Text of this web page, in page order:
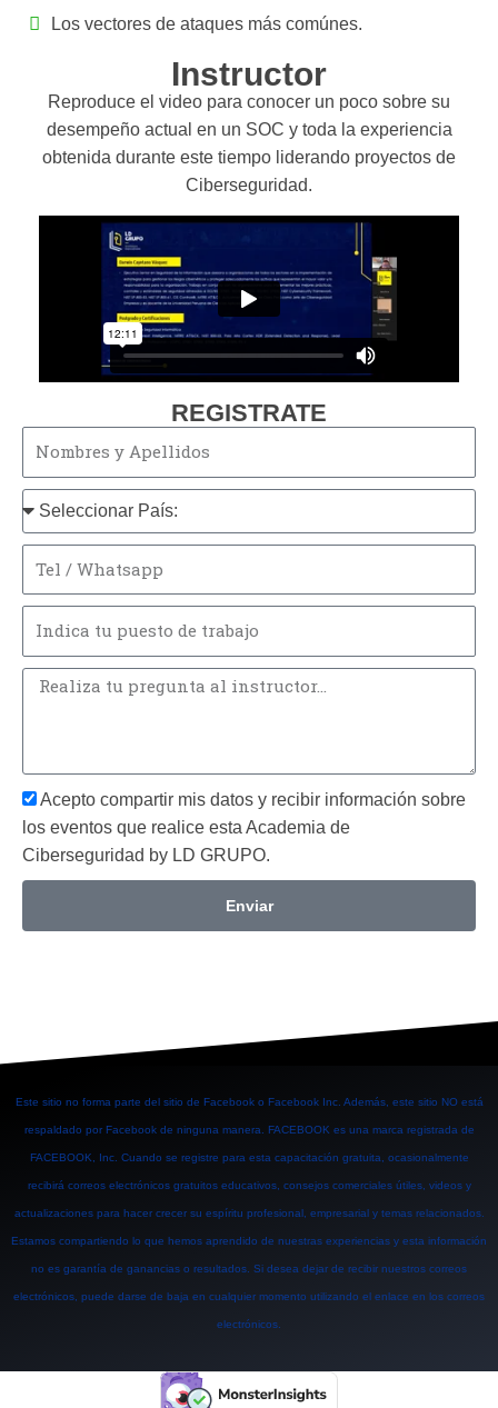
Los vectores de ataques más comúnes.
Instructor
Reproduce el video para conocer un poco sobre su
desempeño actual en un SOC y toda la experiencia
obtenida durante este tiempo liderando proyectos de
Ciberseguridad.
REGISTRATE
Apellido
Pais
Whatsapp
Pregunta
*Obligatorio
Acepto compartir mis datos y recibir información sobre
los eventos que realice esta Academia de
Ciberseguridad by LD GRUPO.
Enviar
Este sitio no forma parte del sitio de Facebook o Facebook Inc. Además, este sitio NO está
respaldado por Facebook de ninguna manera. FACEBOOK es una marca registrada de
FACEBOOK, Inc. Cuando se registre para esta capacitación gratuita, ocasionalmente
recibirá correos electrónicos gratuitos educativos, consejos comerciales útiles, videos y
actualizaciones para hacer crecer su espíritu profesional, empresarial y temas relacionados.
Estamos compartiendo lo que hemos aprendido de nuestras experiencias y esta información
no es garantía de ganancias o resultados. Si desea dejar de recibir nuestros correos
electrónicos, puede darse de baja en cualquier momento utilizando el enlace en los correos
electrónicos.